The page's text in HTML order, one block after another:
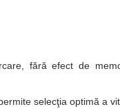
fără efect de
selecţia optimă a